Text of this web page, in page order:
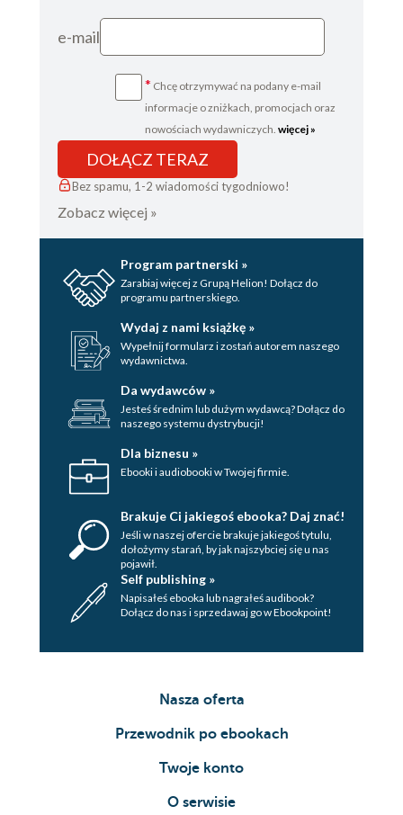
e-mail
* Chcę otrzymywać na podany e-mail
informacje o zniżkach, promocjach oraz
nowościach wydawniczych. więcej »
DOŁĄCZ TERAZ
Bez spamu, 1-2 wiadomości tygodniowo!
Zobacz więcej »
Program partnerski »
Zarabiaj więcej z Grupą Helion! Dołącz do
programu partnerskiego.
Wydaj z nami książkę »
Wypełnij formularz i zostań autorem naszego
wydawnictwa.
Da wydawców »
Jesteś średnim lub dużym wydawcą? Dołącz do
naszego systemu dystrybucji!
Dla biznesu »
Ebooki i audiobooki w Twojej firmie.
Brakuje Ci jakiegoś ebooka? Daj znać!
Jeśli w naszej ofercie brakuje jakiegoś tytulu,
dołożymy starań, by jak najszybciej się u nas
pojawił.
Self publishing »
Napisałeś ebooka lub nagrałeś audibook?
Dołącz do nas i sprzedawaj go w Ebookpoint!
Nasza oferta
Przewodnik po ebookach
Twoje konto
O serwisie